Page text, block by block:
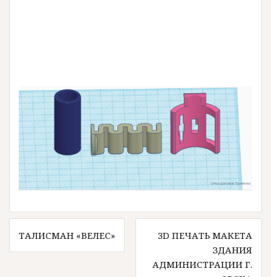
Навигация
по
ТАЛИСМАН «ВЕЛЕС»
3D ПЕЧАТЬ МАКЕТА
ЗДАНИЯ
АДМИНИСТРАЦИИ Г.